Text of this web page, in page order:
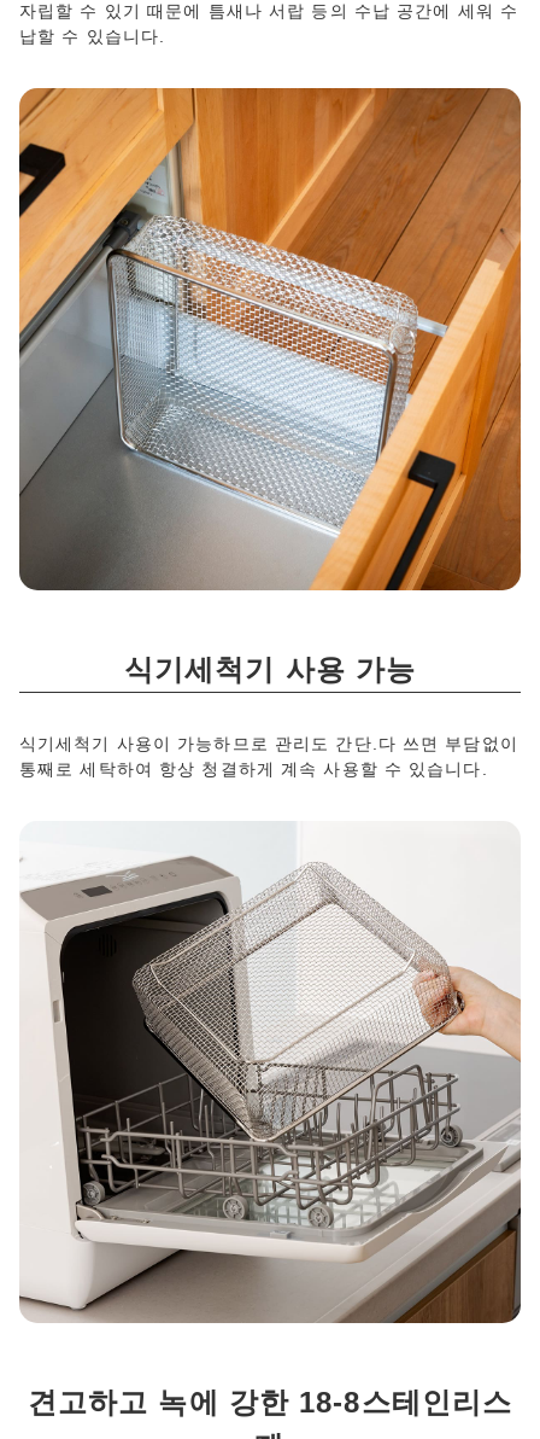
자립할 수 있기 때문에 틈새나 서랍 등의 수납 공간에 세워 수
납할 수 있습니다.
식기세척기 사용 가능
식기세척기 사용이 가능하므로 관리도 간단.다 쓰면 부담없이
통째로 세탁하여 항상 청결하게 계속 사용할 수 있습니다.
견고하고 녹에 강한 18-8스테인리스